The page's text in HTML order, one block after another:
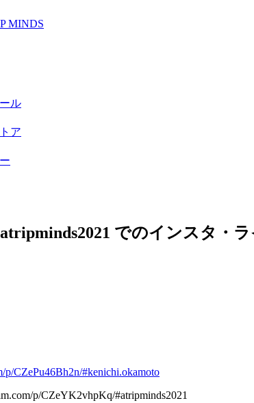
でのインスタ・
p/CZePu46Bh2n/#kenichi.okamoto
p/CZeYK2vhpKq/#atripminds2021